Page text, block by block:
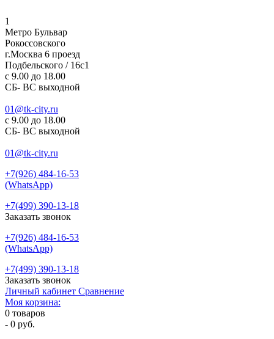
1
Метро Бульвар
Рокоссовского
г.Москва 6 проезд
Подбельского / 16с1
c 9.00 до 18.00
СБ- ВС выходной
01@tk-city.ru
c 9.00 до 18.00
СБ- ВС выходной
01@tk-city.ru
+7(926) 484-16-53
(WhatsApp)
+7(499) 390-13-18
Заказать звонок
+7(926) 484-16-53
(WhatsApp)
+7(499) 390-13-18
Заказать звонок
Личный кабинет Сравнение
Моя корзина:
0 товаров
- 0 руб.